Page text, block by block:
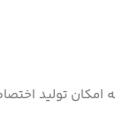
امکان تولید